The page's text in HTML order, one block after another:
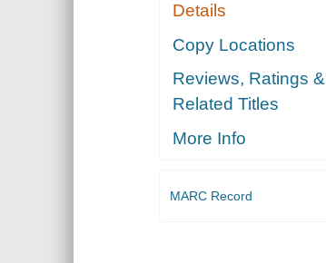
Details
Copy Locations
Reviews, Ratings &
Related Titles
More Info
MARC Record